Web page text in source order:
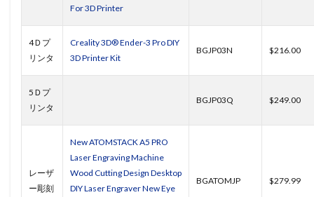
For 3D Printer
4Ｄプ
リンタ
Creality 3D® Ender-3 Pro DIY
3D Printer Kit
BGJP03N $216.00
5Ｄプ
リンタ
BGJP03Q $249.00
レーザ
ー彫刻
New ATOMSTACK A5 PRO
Laser Engraving Machine
Wood Cutting Design Desktop
DIY Laser Engraver New Eye
BGATOMJP $279.99